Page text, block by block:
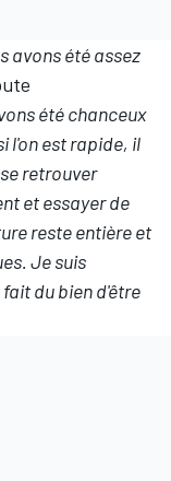
avons été assez
été chanceux
l'on est rapide, il
retrouver
et essayer de
reste entière et
Je suis
du bien d'être